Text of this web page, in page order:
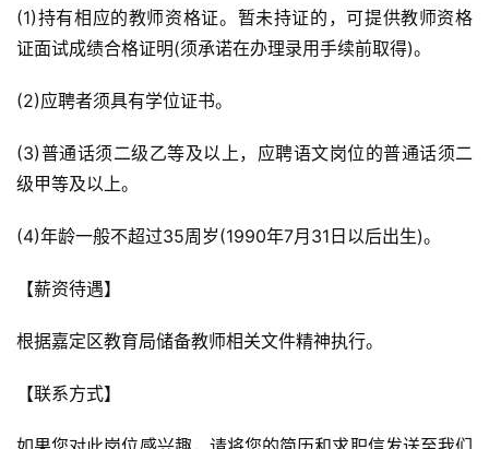
(1)持有相应的教师资格证。暂未持证的，可提供教师资格
证面试成绩合格证明(须承诺在办理录用手续前取得)。
(2)应聘者须具有学位证书。
(3)普通话须二级乙等及以上，应聘语文岗位的普通话须二
级甲等及以上。
(4)年龄一般不超过35周岁(1990年7月31日以后出生)。
【薪资待遇】
根据嘉定区教育局储备教师相关文件精神执行。
【联系方式】